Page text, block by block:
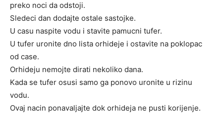
preko noci da odstoji.
Sledeci dan dodajte ostale sastojke.
U casu naspite vodu i stavite pamucni tufer.
U tufer uronite dno lista orhideje i ostavite na poklopac
od case.
Orhideju nemojte dirati nekoliko dana.
Kada se tufer osusi samo ga ponovo uronite u rizinu
vodu.
Ovaj nacin ponavaljajte dok orhideja ne pusti korijenje.